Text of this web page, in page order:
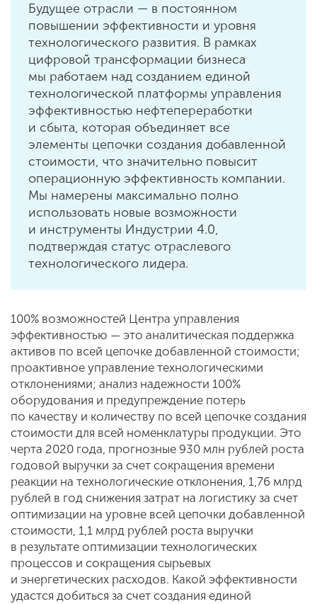
Будущее отрасли — в постоянном
повышении эффективности и уровня
технологического развития. В рамках
цифровой трансформации бизнеса
мы работаем над созданием единой
технологической платформы управления
эффективностью нефтепереработки
и сбыта, которая объединяет все
элементы цепочки создания добавленной
стоимости, что значительно повысит
операционную эффективность компании.
Мы намерены максимально полно
использовать новые возможности
и инструменты Индустрии 4.0,
подтверждая статус отраслевого
технологического лидера.
100% возможностей Центра управления
эффективностью — это аналитическая поддержка
активов по всей цепочке добавленной стоимости;
проактивное управление технологическими
отклонениями; анализ надежности 100%
оборудования и предупреждение потерь
по качеству и количеству по всей цепочке создания
стоимости для всей номенклатуры продукции. Это
черта 2020 года, прогнозные 930 млн рублей роста
годовой выручки за счет сокращения времени
реакции на технологические отклонения, 1,76 млрд
рублей в год снижения затрат на логистику за счет
оптимизации на уровне всей цепочки добавленной
стоимости, 1,1 млрд рублей роста выручки
в результате оптимизации технологических
процессов и сокращения сырьевых
и энергетических расходов. Какой эффективности
удастся добиться за счет создания единой